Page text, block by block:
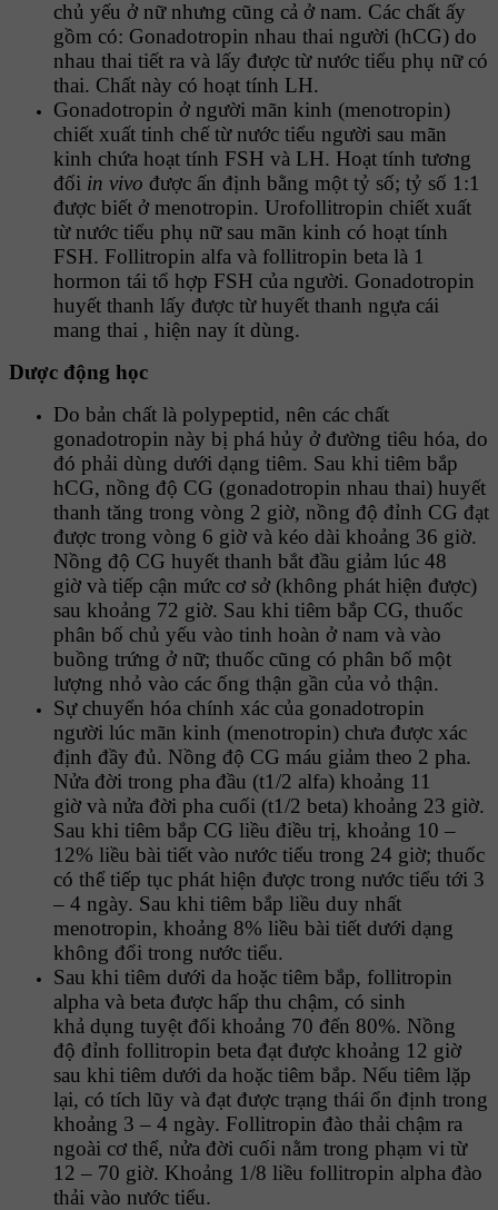
chủ yếu ở nữ nhưng cũng cả ở nam. Các chất ấy
gồm có: Gonadotropin nhau thai người (hCG) do
nhau thai tiết ra và lấy được từ nước tiểu phụ nữ có
thai. Chất này có hoạt tính LH.
Gonadotropin ở người mãn kinh (menotropin)
chiết xuất tinh chế từ nước tiểu người sau mãn
kinh chứa hoạt tính FSH và LH. Hoạt tính tương
đối in vivo được ấn định bằng một tỷ số; tỷ số 1:1
được biết ở menotropin. Urofollitropin chiết xuất
từ nước tiểu phụ nữ sau mãn kinh có hoạt tính
FSH. Follitropin alfa và follitropin beta là 1
hormon tái tổ hợp FSH của người. Gonadotropin
huyết thanh lấy được từ huyết thanh ngựa cái
mang thai , hiện nay ít dùng.
Dược động học
Do bản chất là polypeptid, nên các chất
gonadotropin này bị phá hủy ở đường tiêu hóa, do
đó phải dùng dưới dạng tiêm. Sau khi tiêm bắp
hCG, nồng độ CG (gonadotropin nhau thai) huyết
thanh tăng trong vòng 2 giờ, nồng độ đỉnh CG đạt
được trong vòng 6 giờ và kéo dài khoảng 36 giờ.
Nồng độ CG huyết thanh bắt đầu giảm lúc 48
giờ và tiếp cận mức cơ sở (không phát hiện được)
sau khoảng 72 giờ. Sau khi tiêm bắp CG, thuốc
phân bố chủ yếu vào tinh hoàn ở nam và vào
buồng trứng ở nữ; thuốc cũng có phân bố một
lượng nhỏ vào các ống thận gần của vỏ thận.
Sự chuyển hóa chính xác của gonadotropin
người lúc mãn kinh (menotropin) chưa được xác
định đầy đủ. Nồng độ CG máu giảm theo 2 pha.
Nửa đời trong pha đầu (t1/2 alfa) khoảng 11
giờ và nửa đời pha cuối (t1/2 beta) khoảng 23 giờ.
Sau khi tiêm bắp CG liều điều trị, khoảng 10 –
12% liều bài tiết vào nước tiểu trong 24 giờ; thuốc
có thể tiếp tục phát hiện được trong nước tiểu tới 3
– 4 ngày. Sau khi tiêm bắp liều duy nhất
menotropin, khoảng 8% liều bài tiết dưới dạng
không đổi trong nước tiểu.
Sau khi tiêm dưới da hoặc tiêm bắp, follitropin
alpha và beta được hấp thu chậm, có sinh
khả dụng tuyệt đối khoảng 70 đến 80%. Nồng
độ đỉnh follitropin beta đạt được khoảng 12 giờ
sau khi tiêm dưới da hoặc tiêm bắp. Nếu tiêm lặp
lại, có tích lũy và đạt được trạng thái ổn định trong
khoảng 3 – 4 ngày. Follitropin đào thải chậm ra
ngoài cơ thể, nửa đời cuối nằm trong phạm vi từ
12 – 70 giờ. Khoảng 1/8 liều follitropin alpha đào
thải vào nước tiểu.